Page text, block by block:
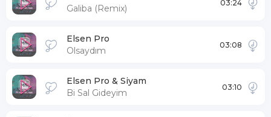
Galiba (Remix)
03:24
Elsen Pro
Olsaydım
03:08
Elsen Pro & Siyam
Bi Sal Gideyim
03:10